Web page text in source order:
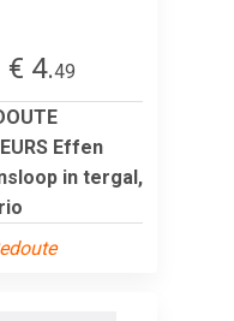
€ 4.49
Effen
in tergal,